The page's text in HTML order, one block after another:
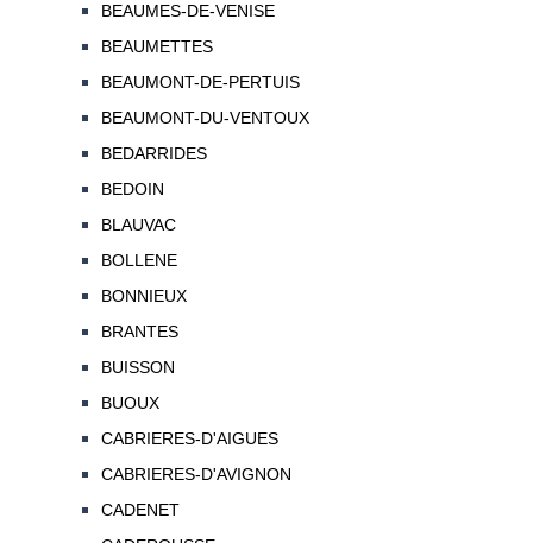
BEAUMES-DE-VENISE
BEAUMETTES
BEAUMONT-DE-PERTUIS
BEAUMONT-DU-VENTOUX
BEDARRIDES
BEDOIN
BLAUVAC
BOLLENE
BONNIEUX
BRANTES
BUISSON
BUOUX
CABRIERES-D'AIGUES
CABRIERES-D'AVIGNON
CADENET